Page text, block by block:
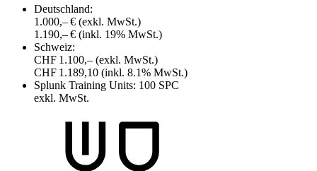
Deutschland:
1.000,– € (exkl. MwSt.)
1.190,– € (inkl. 19% MwSt.)
Schweiz:
CHF 1.100,– (exkl. MwSt.)
CHF 1.189,10 (inkl. 8.1% MwSt.)
Splunk Training Units: 100 SPC
exkl. MwSt.